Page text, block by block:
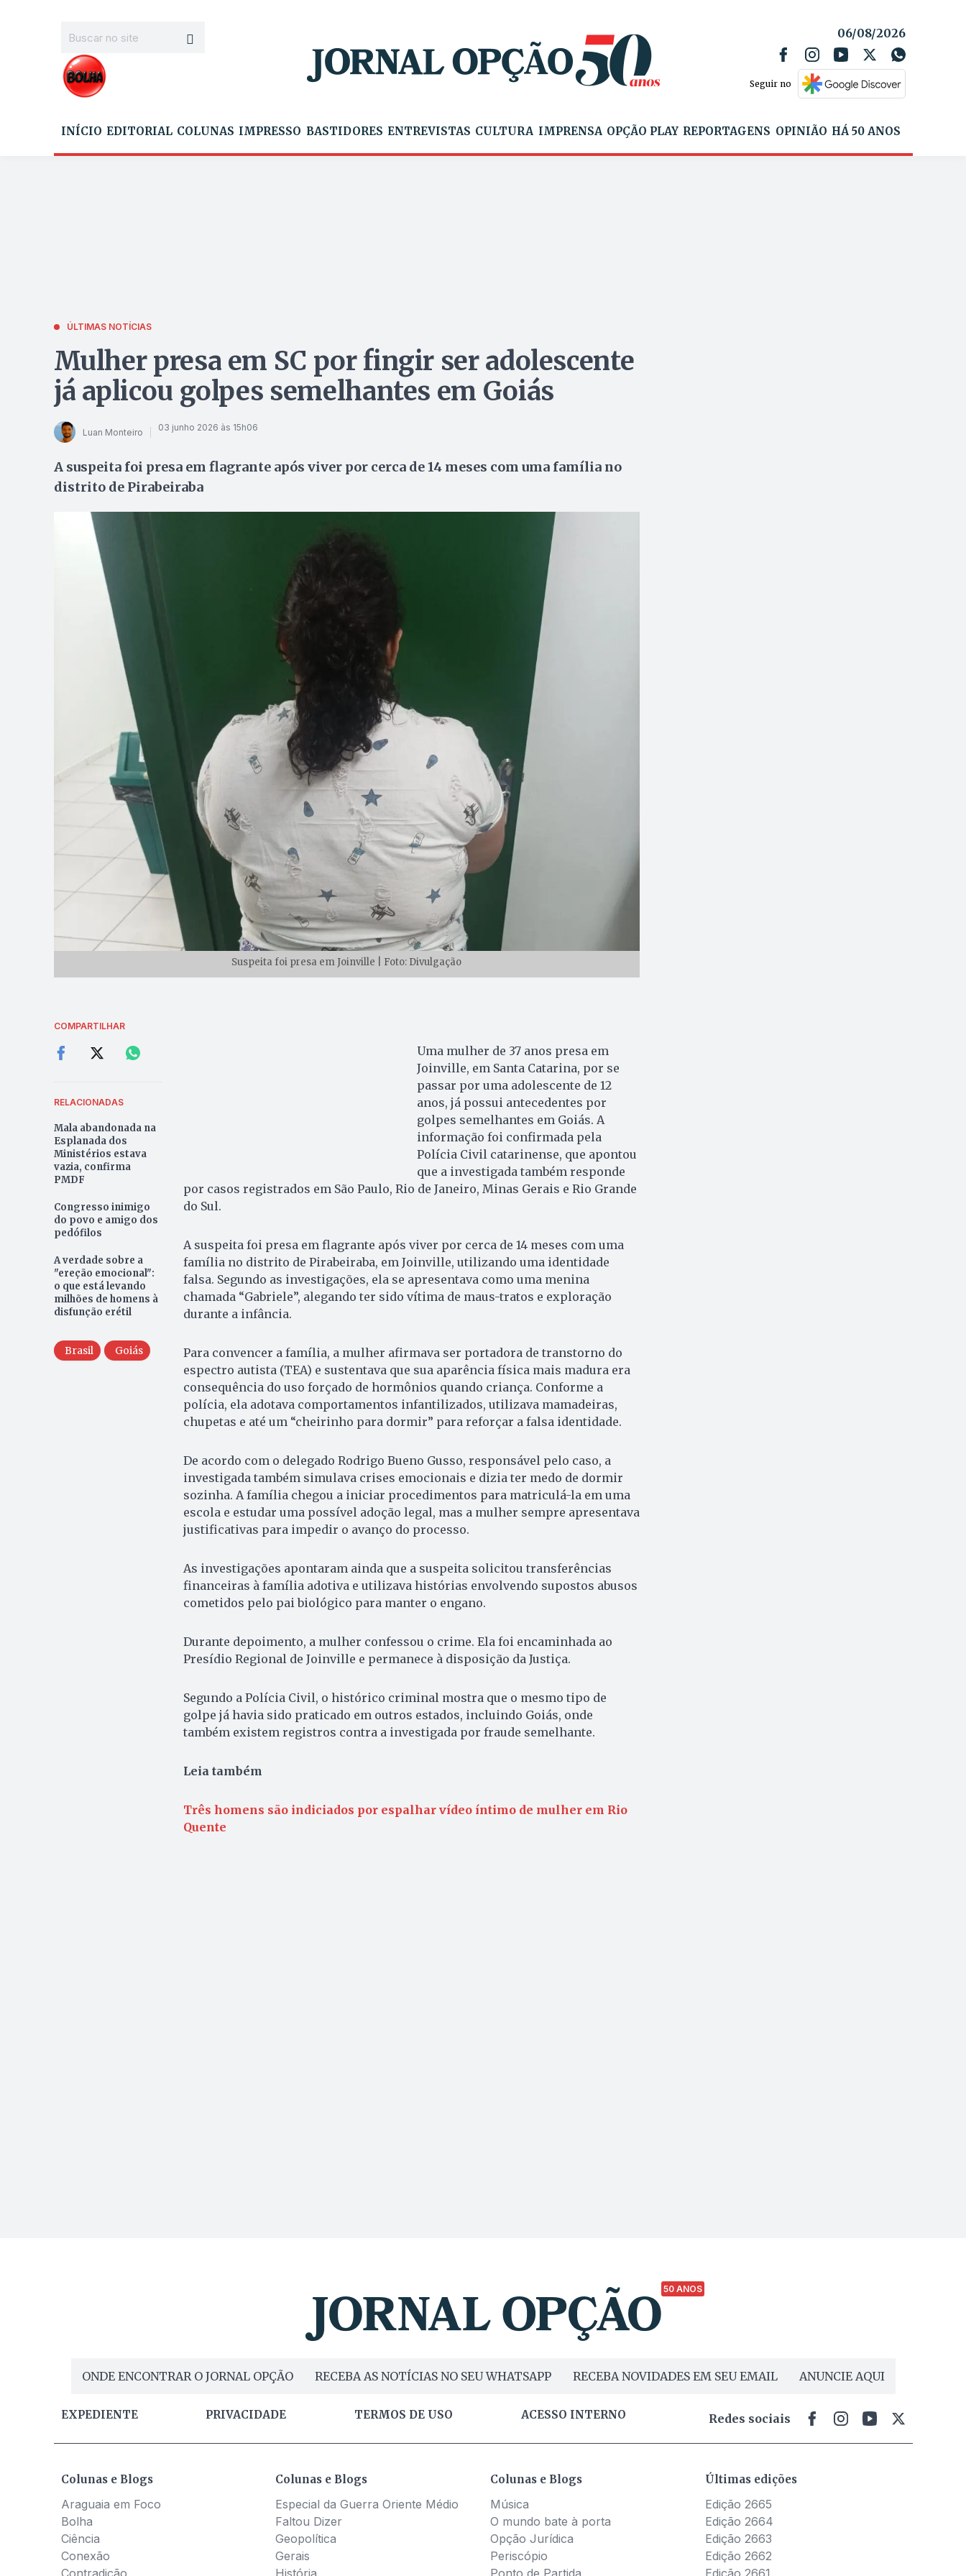
06/08/2026
Seguir no
INÍCIO EDITORIAL COLUNAS IMPRESSO BASTIDORES ENTREVISTAS CULTURA IMPRENSA OPÇÃO PLAY REPORTAGENS OPINIÃO HÁ 50 ANOS
ÚLTIMAS NOTÍCIAS
Mulher presa em SC por fingir ser adolescente
já aplicou golpes semelhantes em Goiás
Luan Monteiro 03 junho 2026 às 15h06
A suspeita foi presa em flagrante após viver por cerca de 14 meses com uma família no
distrito de Pirabeiraba
Suspeita foi presa em Joinville | Foto: Divulgação
COMPARTILHAR
RELACIONADAS
Mala abandonada na
Esplanada dos
Ministérios estava
vazia, confirma
PMDF
Congresso inimigo
do povo e amigo dos
pedófilos
A verdade sobre a
"ereção emocional":
o que está levando
milhões de homens à
disfunção erétil
Brasil Goiás
Uma mulher de 37 anos presa em
Joinville, em Santa Catarina, por se
passar por uma adolescente de 12
anos, já possui antecedentes por
golpes semelhantes em Goiás. A
informação foi confirmada pela
Polícia Civil catarinense, que apontou
que a investigada também responde
por casos registrados em São Paulo, Rio de Janeiro, Minas Gerais e Rio Grande
do Sul.
A suspeita foi presa em flagrante após viver por cerca de 14 meses com uma
família no distrito de Pirabeiraba, em Joinville, utilizando uma identidade
falsa. Segundo as investigações, ela se apresentava como uma menina
chamada “Gabriele”, alegando ter sido vítima de maus-tratos e exploração
durante a infância.
Para convencer a família, a mulher afirmava ser portadora de transtorno do
espectro autista (TEA) e sustentava que sua aparência física mais madura era
consequência do uso forçado de hormônios quando criança. Conforme a
polícia, ela adotava comportamentos infantilizados, utilizava mamadeiras,
chupetas e até um “cheirinho para dormir” para reforçar a falsa identidade.
De acordo com o delegado Rodrigo Bueno Gusso, responsável pelo caso, a
investigada também simulava crises emocionais e dizia ter medo de dormir
sozinha. A família chegou a iniciar procedimentos para matriculá-la em uma
escola e estudar uma possível adoção legal, mas a mulher sempre apresentava
justificativas para impedir o avanço do processo.
As investigações apontaram ainda que a suspeita solicitou transferências
financeiras à família adotiva e utilizava histórias envolvendo supostos abusos
cometidos pelo pai biológico para manter o engano.
Durante depoimento, a mulher confessou o crime. Ela foi encaminhada ao
Presídio Regional de Joinville e permanece à disposição da Justiça.
Segundo a Polícia Civil, o histórico criminal mostra que o mesmo tipo de
golpe já havia sido praticado em outros estados, incluindo Goiás, onde
também existem registros contra a investigada por fraude semelhante.
Leia também
Três homens são indiciados por espalhar vídeo íntimo de mulher em Rio
Quente
50 ANOS
ONDE ENCONTRAR O JORNAL OPÇÃO RECEBA AS NOTÍCIAS NO SEU WHATSAPP RECEBA NOVIDADES EM SEU EMAIL ANUNCIE AQUI
EXPEDIENTE PRIVACIDADE TERMOS DE USO ACESSO INTERNO Redes sociais
Colunas e Blogs
Araguaia em Foco
Bolha
Ciência
Conexão
Contradição
Colunas e Blogs
Especial da Guerra Oriente Médio
Faltou Dizer
Geopolítica
Gerais
História
Colunas e Blogs
Música
O mundo bate à porta
Opção Jurídica
Periscópio
Ponto de Partida
Últimas edições
Edição 2665
Edição 2664
Edição 2663
Edição 2662
Edição 2661